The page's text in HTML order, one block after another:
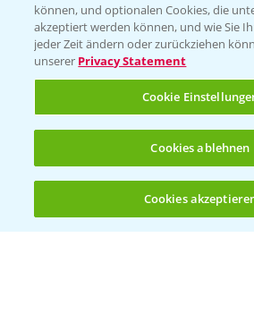
(noch 4)
KONTAKT
Hilfe in Notfällen
T.+49 (0)214/30-20220
Folgen Sie
können, und optionalen Cookies, die
akzeptiert werden können, und wie Sie
jeder Zeit ändern oder zurückziehen
unserer Privacy Statement
Cookie
Cookies ablehnen
Cookies